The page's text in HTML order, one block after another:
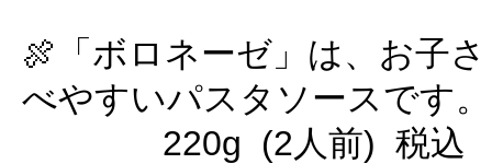
🍖「ボロネーゼ」は、お子
べやすいパスタソースです。
220g (2人前) 税込